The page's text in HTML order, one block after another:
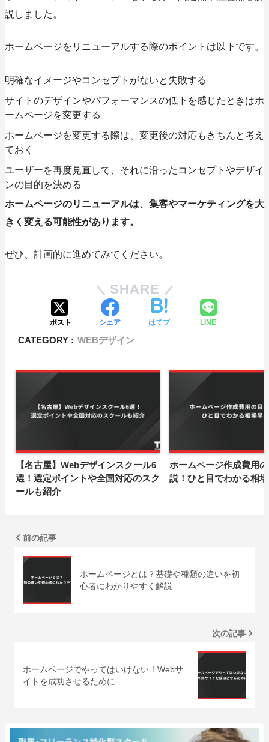
説しました。
ホームページをリニューアルする際のポイントは以下です。
明確なイメージやコンセプトがないと失敗する
サイトのデザインやパフォーマンスの低下を感じたときはホ
ームページを変更する
ホームページを変更する際は、変更後の対応もきちんと考え
ておく
ユーザーを再度見直して、それに沿ったコンセプトやデザイ
ンの目的を決める
ホームページのリニューアルは、集客やマーケティングを大
きく変える可能性があります。
ぜひ、計画的に進めてみてください。
SHARE
ポスト シェア はてブ LINE
CATEGORY : WEBデザイン
【名古屋】Webデザインスクール6
選！選定ポイントや全国対応のスク
ールも紹介
ホームページ作成費用
説！ひと目でわかる相
前の記事
ホームページとは？基礎や種類の違いを初
心者にわかりやすく解説
次の記事
ホームページでやってはいけない！Webサ
イトを成功させるために